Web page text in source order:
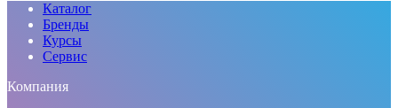
Каталог
Бренды
Курсы
Сервис
Компания